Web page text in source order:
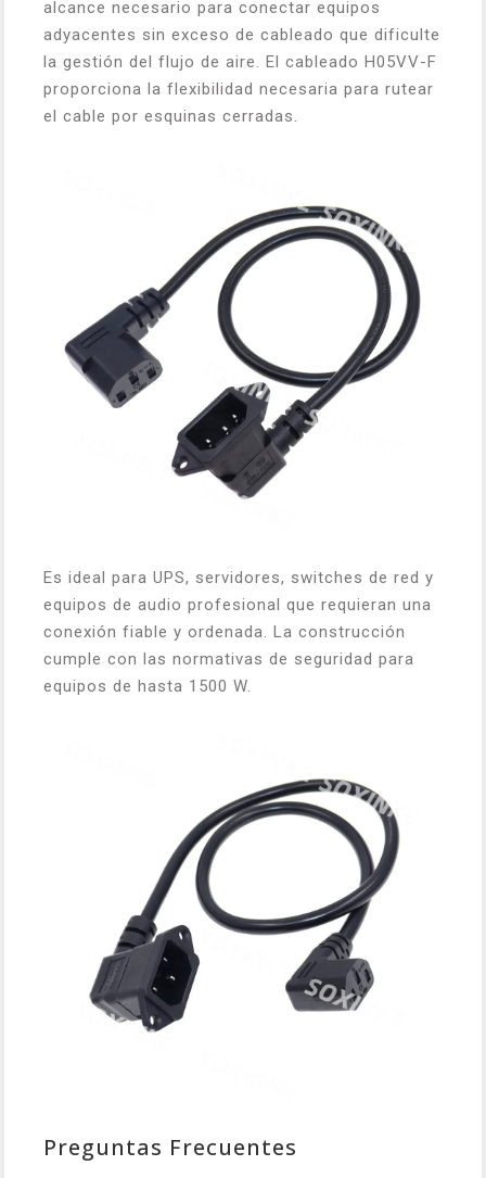
alcance necesario para conectar equipos
adyacentes sin exceso de cableado que dificulte
la gestión del flujo de aire. El cableado H05VV-F
proporciona la flexibilidad necesaria para rutear
el cable por esquinas cerradas.
Es ideal para UPS, servidores, switches de red y
equipos de audio profesional que requieran una
conexión fiable y ordenada. La construcción
cumple con las normativas de seguridad para
equipos de hasta 1500 W.
Preguntas Frecuentes